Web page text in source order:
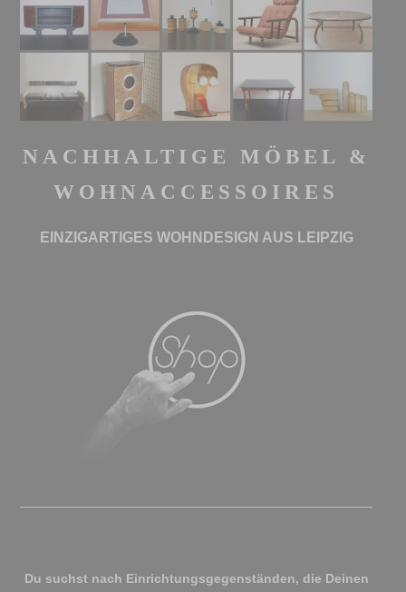
NACHHALTIGE MÖBEL &
WOHNACCESSOIRES
EINZIGARTIGES WOHNDESIGN AUS LEIPZIG
Du suchst nach Einrichtungsgegenständen, die Deinen